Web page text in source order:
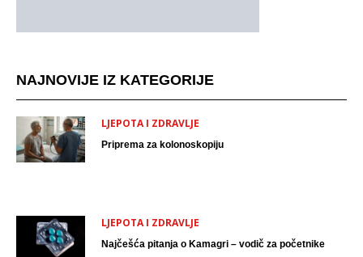
NAJNOVIJE IZ KATEGORIJE
LJEPOTA I ZDRAVLJE
Priprema za kolonoskopiju
LJEPOTA I ZDRAVLJE
Najčešća pitanja o Kamagri – vodič za početnike